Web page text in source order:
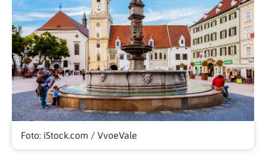
Foto: iStock.com / VvoeVale